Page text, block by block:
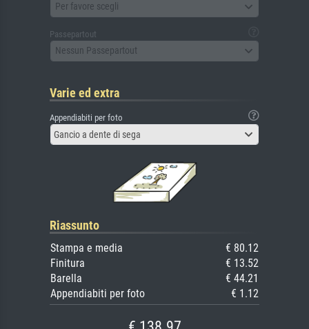
Per favore scegli
Passepartout
Nessun Passepartout
Varie ed extra
Appendiabiti per foto
Gancio a dente di sega
Riassunto
Stampa e media
€ 80.12
Finitura
€ 13.52
Barella
€ 44.21
Appendiabiti per foto
€ 1.12